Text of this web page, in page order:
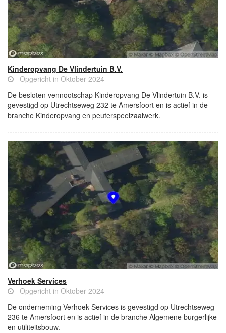
Kinderopvang De Vlindertuin B.V.
Opgericht in Oktober 2024
De besloten vennootschap Kinderopvang De Vlindertuin B.V. is
gevestigd op Utrechtseweg 232 te Amersfoort en is actief in de
branche Kinderopvang en peuterspeelzaalwerk.
Verhoek Services
Opgericht in Oktober 2024
De onderneming Verhoek Services is gevestigd op Utrechtseweg
236 te Amersfoort en is actief in de branche Algemene burgerlijke
en utiliteitsbouw.